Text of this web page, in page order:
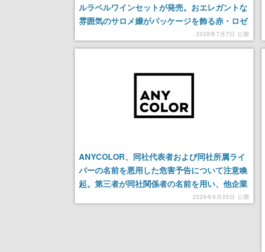
ルラベルワインセットが発売。おエレガントな
雰囲気のサロメ嬢がパッケージを飾る赤・ロゼ
のワインとグラスのセットなど、8月1日より予
約開始
2026年7月7日 公開
ANYCOLOR、同社代表者および同社所属ライ
バーの名前を悪用した危害予告について注意喚
起。第三者が同社関係者の名前を用い、他企業
などに爆破予告等の危害予告メールを大量に送
2026年6月25日 公開